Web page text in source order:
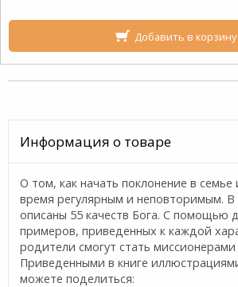
Добавить в корзину
Информация о товаре
О том, как начать поклонение в семье
время регулярным и неповторимым. В
описаны 55 качеств Бога. С помощью
примеров, приведенных к каждой
родители смогут стать
Приведенными в книге
можете поделиться: